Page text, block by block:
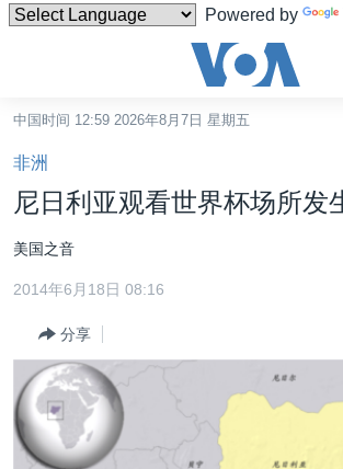
Powered by
碍
链
接
跳
转
内
到
导
台湾
港澳
国际
最新国际新闻
印太
中东
分类新闻
经济·金融·贸易
人权·法律·宗教
美中关系
热点专题
中国时间 12:59 2026年8月7日 星期五
非洲
尼日利亚观看世界杯场所发
美国之音
2014年6月18日 08:16
分享